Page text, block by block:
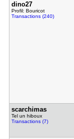
dino27
Profil: Bouricot
Transactions (240)
scarchimas
Tel un hiboux
Transactions (7)